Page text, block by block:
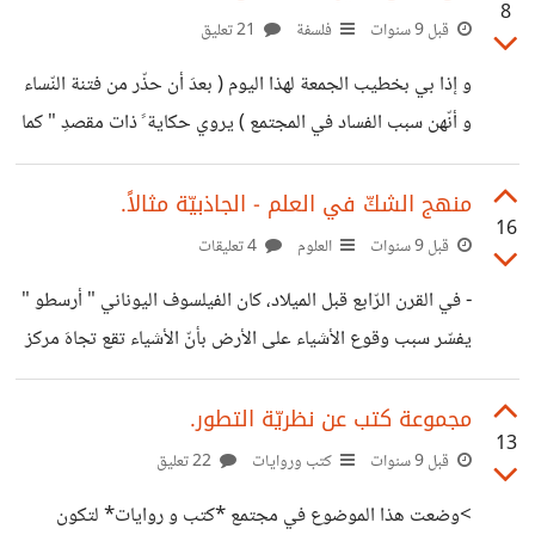
كيفية جمعه للأحاديث و تبين كذب المرويات عن الرّسول صلّى
تلفيق لتعظيم شخص الرّسول. ما لم يدركه شريف أنّه وقع في
عدد
8
قبل 9 سنوات فلسفة
و إذا بي بخطيب الجمعة لهذا اليوم ( بعدَ أن حذّر من فتنة النّساء
و أنّهن سبب الفساد في المجتمع ) يروي حكاية ً ذات مقصدِ " كما
تدين تدان " ، عن شابّ سافر للتجارة و ترك أباه مع أخته و أوكلَ
لأحد النّاس التكفّل بأمورهما، هذا الأخير أغوته نفسه في يوم من
الأيام و قـبَّل تلك الفتاة.. بعد أن رجع الأخ سأله أبوه هل قمتَ
ما.
16
منهج الشكّ في العلم - الجاذبيّة مثالاً.
قبل 9 سنوات العلوم
- في القرن الرّابع قبل الميلاد، كان الفيلسوف اليوناني " أرسطو "
يفسّر سبب وقوع الأشياء على الأرض بأنّ الأشياء تقع تجاهَ مركز
الكون و يعتبرُ أنّ الأرض هي مركز الكون لذلك تسقط التفاحة
17 الميلادي، وجد الفلكي الإيطالي " غاليليو غاليلي " أنّ الأرض
13
مجموعة كتب عن نظريّة التطور.
قبل 9 سنوات كتب وروايات
>وضعت هذا الموضوع في مجتمع *كتب و روايات* لتكون